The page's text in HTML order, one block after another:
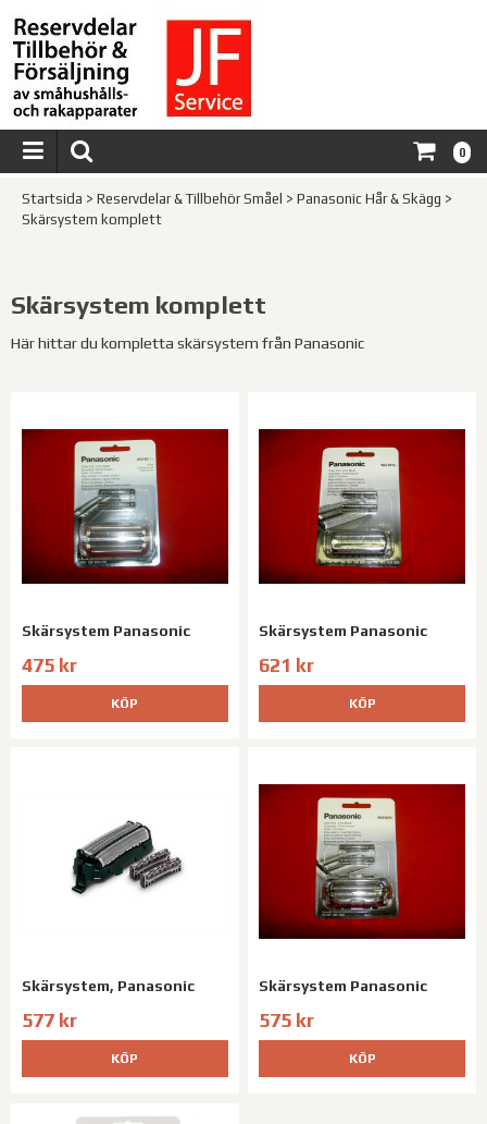
0
Startsida > Reservdelar & Tillbehör Småel > Panasonic Hår & Skägg >
Skärsystem komplett
Skärsystem komplett
Här hittar du kompletta skärsystem från Panasonic
Skärsystem Panasonic
475 kr
KÖP
Skärsystem Panasonic
621 kr
KÖP
Skärsystem, Panasonic
577 kr
KÖP
Skärsystem Panasonic
575 kr
KÖP